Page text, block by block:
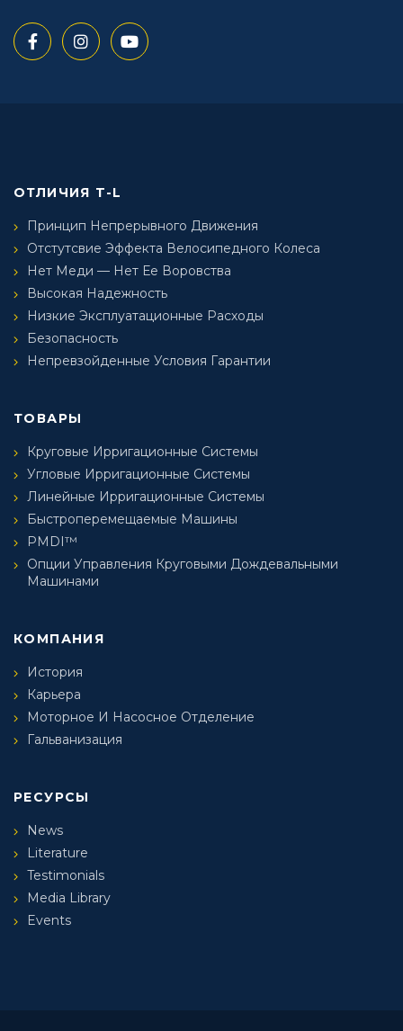
ОТЛИЧИЯ T-L
Принцип Непрерывного Движения
Отстутсвие Эффекта Велосипедного Колеса
Нет Меди — Нет Ее Воровства
Высокая Надежность
Низкие Эксплуатационные Расходы
Безопасность
Непревзойденные Условия Гарантии
ТОВАРЫ
Круговые Ирригационные Системы
Угловые Ирригационные Системы
Линейные Ирригационные Системы
Быстроперемещаемые Машины
PMDI™
Опции Управления Круговыми Дождевальными
Машинами
КОМПАНИЯ
История
Карьера
Моторное И Насосное Отделение
Гальванизация
РЕСУРСЫ
News
Literature
Testimonials
Media Library
Events